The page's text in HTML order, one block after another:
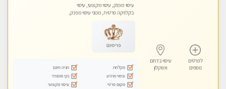
לפרטים
נוספים
עיסוי בדרום
אשקלון
עיסוי מפנק, עיסוי מקצועי, עיסוי
בקלניקה פרטית, מכוני עיסוי מפנק,
פרימיום
מקלחת
חניה חינם
עיסוי מרגיע
נקי ומסודר
מקום פרטי
עיסוי מקצועי